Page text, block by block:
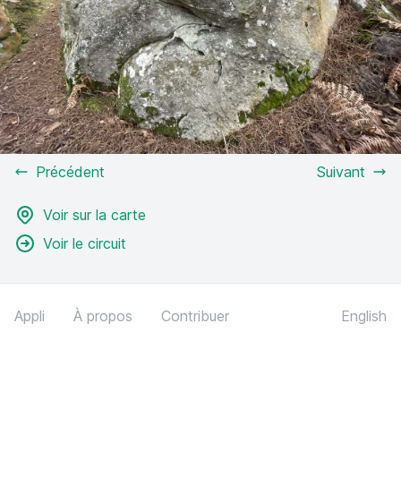
Précédent Suivant
Voir sur la carte
Voir le circuit
Appli À propos Contribuer English